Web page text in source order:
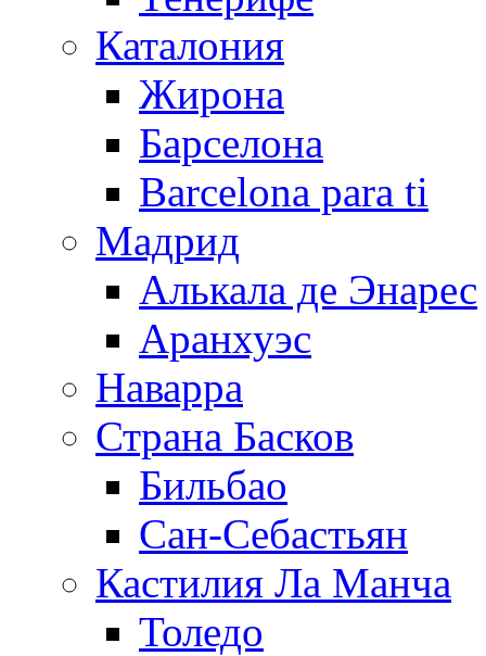
Каталония
Жирона
Барселона
Barcelona para ti
Мадрид
Алькала де Энарес
Аранхуэс
Наварра
Страна Басков
Бильбао
Сан-Себастьян
Кастилия Ла Манча
Толедо